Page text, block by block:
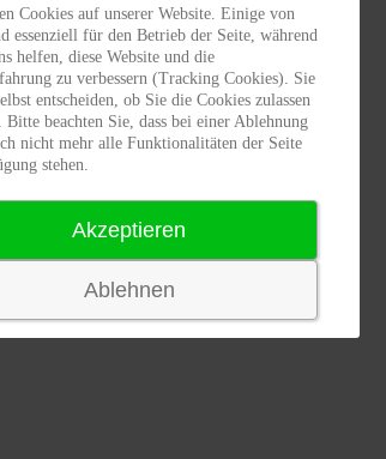
Cookies auf unserer Website. Einige von
essenziell für den Betrieb der Seite, während
helfen, diese Website und die
zu verbessern (Tracking Cookies). Sie
entscheiden, ob Sie die Cookies zulassen
Bitte beachten Sie, dass bei einer Ablehnung
nicht mehr alle Funktionalitäten der Seite
stehen.
Akzeptieren
Ablehnen